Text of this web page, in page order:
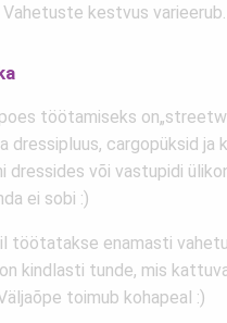
kestvus varieerub.
töötamiseks
dressipluus, cargopüksid ja
dressides või vastupidi
ei sobi :)
töötatakse enamasti
kindlasti tunde, mis
toimub kohapeal :)